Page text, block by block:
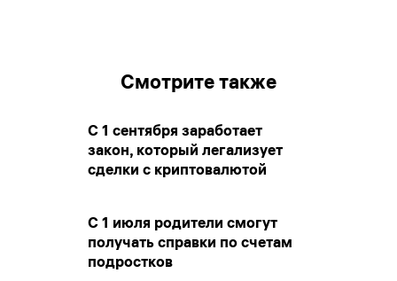
Смотрите также
С 1 сентября заработает
закон, который легализует
сделки с криптовалютой
С 1 июля родители смогут
получать справки по счетам
подростков